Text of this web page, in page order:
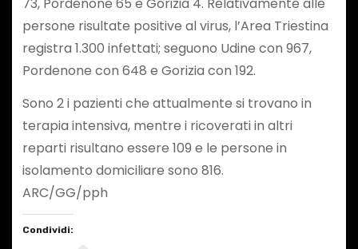
persone risultate positive al virus, l’Area Triestina
registra 1.300 infettati; seguono Udine con 967,
Pordenone con 648 e Gorizia con 192.
Sono 2 i pazienti che attualmente si trovano in
terapia intensiva, mentre i ricoverati in altri
reparti risultano essere 109 e le persone in
isolamento domiciliare sono 816.
ARC/GG/pph
Condividi: